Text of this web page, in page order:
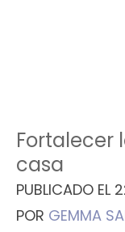
Fortalecer
casa
PUBLICADO EL
POR GEMMA